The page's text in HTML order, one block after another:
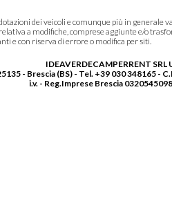
dei veicoli e comunque più in generale
a modifiche, comprese aggiunte e/o
e con riserva di errore o modifica per siti.
IDEAVERDECAMPERRENT SRL
- Brescia (BS) - Tel. +39 030 348165 -
i.v. - Reg.Imprese Brescia